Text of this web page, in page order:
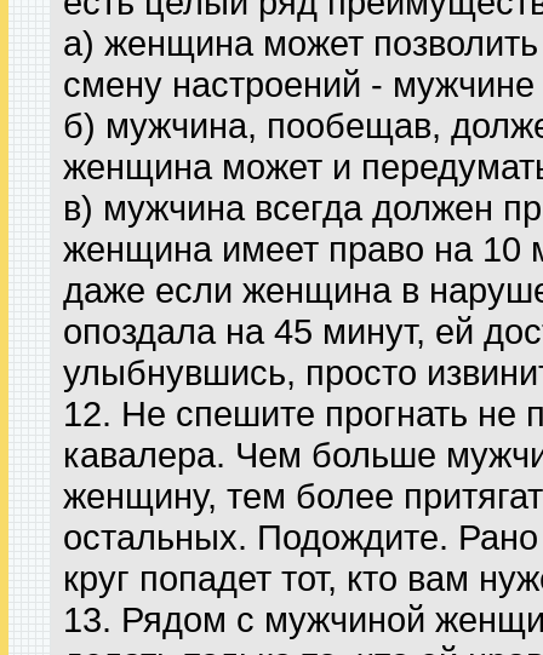
а) женщина может
смену настроений - мужчине
б) мужчина, пообещав,
женщина может и
в) мужчина всегда должен
женщина имеет право на 10
даже если женщина в
опоздала на 45 минут, ей
улыбнувшись, просто
12. He спешите прогнать не
кавалера. Чем больше
женщину, тем более
остальных. Подождите. Рано
круг попадет тот, кто вам
13. Рядом с мужчиной